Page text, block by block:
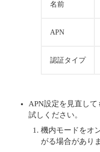
名前
APN
認証タイプ
APN設定を見直し
試しください。
機内モードをオ
がる場合があり